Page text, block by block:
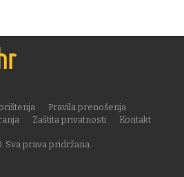
prava pridržana.
Pravila prenošenja
Zaštita privatnosti
Kontakt